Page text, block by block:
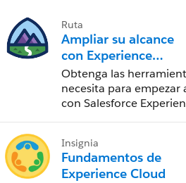
Ruta
Ampliar su alcance
con Experience
Cloud
Obtenga las
necesita para empezar
con Salesforce
Insignia
Fundamentos de
Experience Cloud